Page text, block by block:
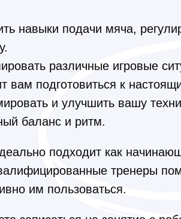
навыки подачи мяча,
различные игровые
вам подготовиться к
и улучшить вашу
баланс и ритм.
подходит как
тренеры
им пользоваться.